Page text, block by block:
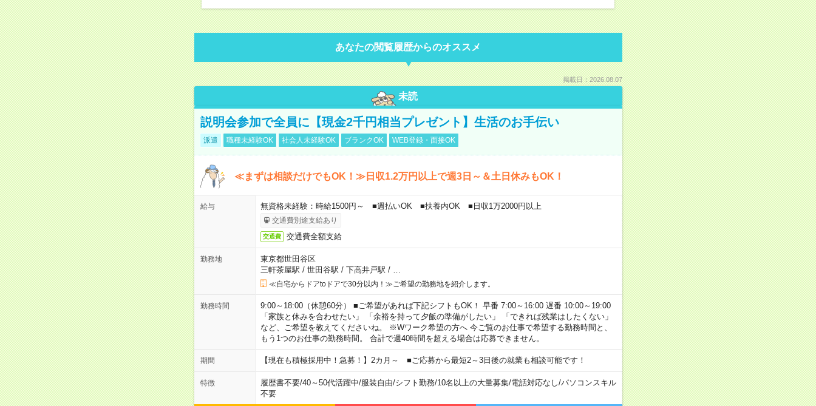
あなたの閲覧履歴からのオススメ
掲載日：2026.08.07
未読
説明会参加で全員に【現金2千円相当プレゼント】生活のお手伝い
派遣 職種未経験OK 社会人未経験OK ブランクOK WEB登録・面接OK
≪まずは相談だけでもOK！≫日収1.2万円以上で週3日～＆土日休みもOK！
給与 無資格未経験：時給1500円～ ■週払いOK ■扶養内OK ■日収1万2000円以上
交通費別途支給あり
交通費 交通費全額支給
勤務地
東京都世田谷区
三軒茶屋駅 / 世田谷駅 / 下高井戸駅 /
≪自宅からドアtoドアで30分以内！≫ご希望の勤務地を紹介します。
勤務時間
9:00～18:00（休憩60分） ■ご希望があれば下記シフトもOK！ 早番 7:00～16:00 遅番 10:00～19:00
「家族と休みを合わせたい」 「余裕を持って夕飯の準備がしたい」 「できれば残業はしたくない」
など、ご希望を教えてくださいね。 ※Wワーク希望の方へ 今ご覧のお仕事で希望する勤務時間と、
もう1つのお仕事の勤務時間。 合計で週40時間を超える場合は応募できません。
期間 【現在も積極採用中！急募！】2カ月～ ■ご応募から最短2～3日後の就業も相談可能です！
特徴 履歴書不要/40～50代活躍中/服装自由/シフト勤務/10名以上の大量募集/電話対応なし/パソコンスキル
不要